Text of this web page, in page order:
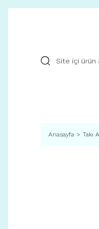
Anasayfa Takı